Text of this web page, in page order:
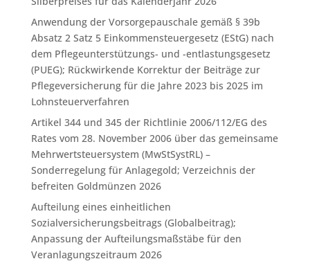
Anwendung der Vorsorgepauschale gemäß § 39b
Absatz 2 Satz 5 Einkommensteuergesetz (EStG) nach
dem Pflegeunterstützungs- und -entlastungsgesetz
(PUEG); Rückwirkende Korrektur der Beiträge zur
Pflegeversicherung für die Jahre 2023 bis 2025 im
Lohnsteuerverfahren
Artikel 344 und 345 der Richtlinie 2006/112/EG des
Rates vom 28. November 2006 über das gemeinsame
Mehrwertsteuersystem (MwStSystRL) –
Sonderregelung für Anlagegold; Verzeichnis der
befreiten Goldmünzen 2026
Aufteilung eines einheitlichen
Sozialversicherungsbeitrags (Globalbeitrag);
Anpassung der Aufteilungsmaßstäbe für den
Veranlagungszeitraum 2026